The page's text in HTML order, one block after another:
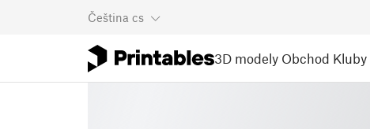
Čeština cs
3D modely Obchod Kluby